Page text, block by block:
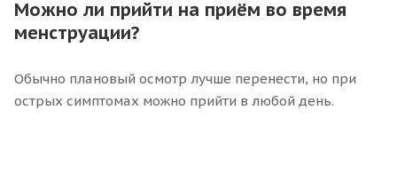
Можно ли прийти на приём во время
менструации?
Обычно плановый осмотр лучше перенести, но при
острых симптомах можно прийти в любой день.